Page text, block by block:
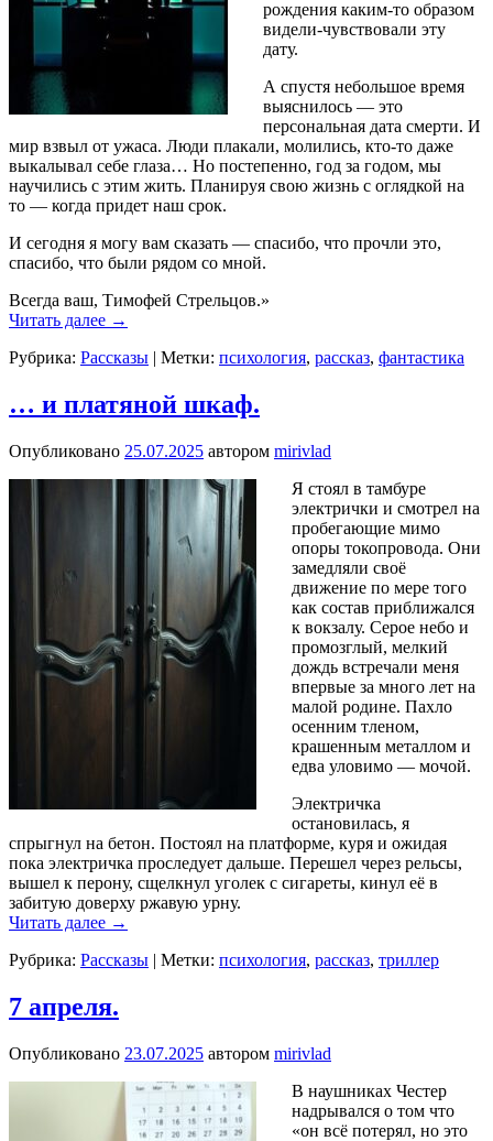
рождения каким-то образом
видели-чувствовали эту
дату.
А спустя небольшое время
выяснилось — это
персональная дата смерти. И
мир взвыл от ужаса. Люди плакали, молились, кто-то даже
выкалывал себе глаза… Но постепенно, год за годом, мы
научились с этим жить. Планируя свою жизнь с оглядкой на
то — когда придет наш срок.
И сегодня я могу вам сказать — спасибо, что прочли это,
спасибо, что были рядом со мной.
Всегда ваш, Тимофей Стрельцов.»
Читать далее →
Рубрика: Рассказы | Метки: психология, рассказ, фантастика
… и платяной шкаф.
Опубликовано 25.07.2025 автором mirivlad
Я стоял в тамбуре
электрички и смотрел на
пробегающие мимо
опоры токопровода. Они
замедляли своё
движение по мере того
как состав приближался
к вокзалу. Серое небо и
промозглый, мелкий
дождь встречали меня
впервые за много лет на
малой родине. Пахло
осенним тленом,
крашенным металлом и
едва уловимо — мочой.
Электричка
остановилась, я
спрыгнул на бетон. Постоял на платформе, куря и ожидая
пока электричка проследует дальше. Перешел через рельсы,
вышел к перону, сщелкнул уголек с сигареты, кинул её в
забитую доверху ржавую урну.
Читать далее →
Рубрика: Рассказы | Метки: психология, рассказ, триллер
7 апреля.
Опубликовано 23.07.2025 автором mirivlad
В наушниках Честер
надрывался о том что
«он всё потерял, но это